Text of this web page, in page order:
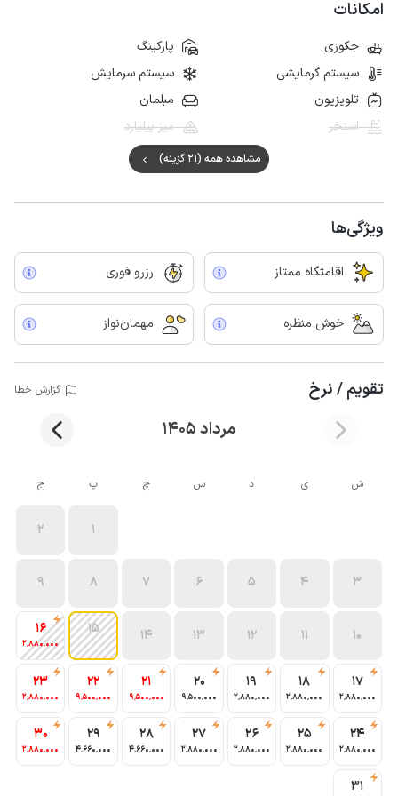
امکانات
جکوزی
پارکینگ
سیستم گرمایشی
سیستم سرمایش
تلویزیون
مبلمان
استخر
میز بیلیارد
مشاهده همه (21 گزینه)
ویژگی‌ها
اقامتگاه ممتاز رزرو فوری
خوش منظره مهمان‌نواز
تقویم / نرخ گزارش خطا
مرداد 1405
ش ی د س چ پ ج
1
2
3
4
5
6
7
8
9
10
11
12
13
14
15
16
2٬880٬000
17
2٬880٬000
18
2٬880٬000
19
2٬880٬000
20
9٬500٬000
21
9٬500٬000
22
9٬500٬000
23
2٬880٬000
24
2٬880٬000
25
2٬880٬000
26
2٬880٬000
27
2٬880٬000
28
4٬660٬000
29
4٬660٬000
30
2٬880٬000
31